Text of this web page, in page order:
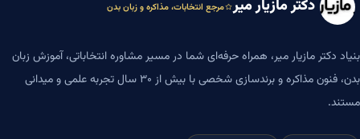
دکتر مازیار میر مرجع انتخابات، مذاکره و زبان بدن
بنیاد دکتر مازیار میر، همراه حرفه‌ای شما در مسیر مشاوره انتخاباتی، آموزش زبان
بدن، فنون مذاکره و برندسازی شخصی با بیش از ۳۰ سال تجربه علمی و میدانی
مستند.